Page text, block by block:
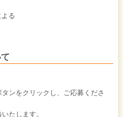
る
ンをクリックし、ご応募くださ
たします。